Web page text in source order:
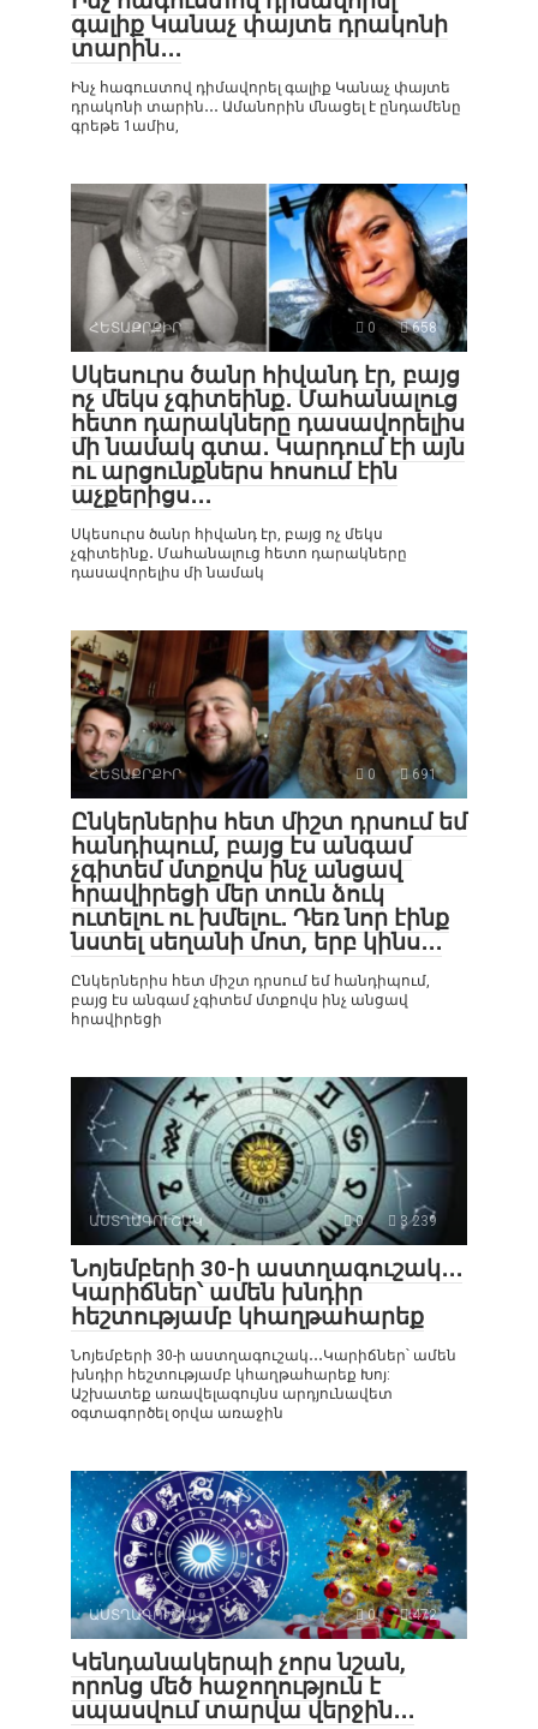
գալիք Կանաչ փայտե դրակոնի
տարին․․․
Ինչ հագուստով դիմավորել գալիք Կանաչ փայտե
դրակոնի տարին․․․ Ամանորին մնացել է ընդամենը
գրեթե 1ամիս,
ՀԵՏԱՔՐՔԻՐ 0 658
Սկեսուրս ծանր հիվանդ էր, բայց
ոչ մեկս չգիտեինք․ Մահանալուց
հետո դարակները դասավորելիս
մի նամակ գտա․ Կարդում էի այն
ու արցունքներս հոսում էին
աչքերիցս․․․
Սկեսուրս ծանր հիվանդ էր, բայց ոչ մեկս
չգիտեինք․ Մահանալուց հետո դարակները
դասավորելիս մի նամակ
ՀԵՏԱՔՐՔԻՐ 0 691
Ընկերներիս հետ միշտ դրսում եմ
հանդիպում, բայց էս անգամ
չգիտեմ մտքովս ինչ անցավ
հրավիրեցի մեր տուն ձուկ
ուտելու ու խմելու․ Դեռ նոր էինք
նստել սեղանի մոտ, երբ կինս․․․
Ընկերներիս հետ միշտ դրսում եմ հանդիպում,
բայց էս անգամ չգիտեմ մտքովս ինչ անցավ
հրավիրեցի
ԱՍՏՂԱԳՈՒՇԱԿ 0 3 239
Նոյեմբերի 30-ի աստղագուշակ․․․
Կարիճներ՝ ամեն խնդիր
հեշտությամբ կհաղթահարեք
Նոյեմբերի 30-ի աստղագուշակ․․․Կարիճներ՝ ամեն
խնդիր հեշտությամբ կհաղթահարեք Խոյ:
Աշխատեք առավելագույնս արդյունավետ
օգտագործել օրվա առաջին
ԱՍՏՂԱԳՈՒՇԱԿ 0 472
Կենդանակերպի չորս նշան,
որոնց մեծ հաջողություն է
սպասվում տարվա վերջին․․․